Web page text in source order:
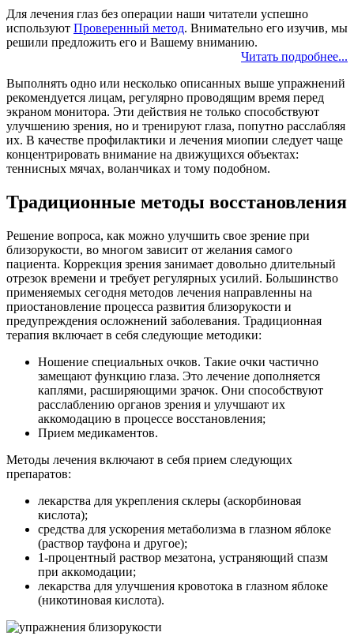
Для лечения глаз без операции наши читатели успешно
используют Проверенный метод. Внимательно его изучив, мы
решили предложить его и Вашему вниманию.
Читать подробнее...
Выполнять одно или несколько описанных выше упражнений
рекомендуется лицам, регулярно проводящим время перед
экраном монитора. Эти действия не только способствуют
улучшению зрения, но и тренируют глаза, попутно расслабляя
их. В качестве профилактики и лечения миопии следует чаще
концентрировать внимание на движущихся объектах:
теннисных мячах, воланчиках и тому подобном.
Традиционные методы восстановления
Решение вопроса, как можно улучшить свое зрение при
близорукости, во многом зависит от желания самого
пациента. Коррекция зрения занимает довольно длительный
отрезок времени и требует регулярных усилий. Большинство
применяемых сегодня методов лечения направленны на
приостановление процесса развития близорукости и
предупреждения осложнений заболевания. Традиционная
терапия включает в себя следующие методики:
Ношение специальных очков. Такие очки частично
замещают функцию глаза. Это лечение дополняется
каплями, расширяющими зрачок. Они способствуют
расслаблению органов зрения и улучшают их
аккомодацию в процессе восстановления;
Прием медикаментов.
Методы лечения включают в себя прием следующих
препаратов:
лекарства для укрепления склеры (аскорбиновая
кислота);
средства для ускорения метаболизма в глазном яблоке
(раствор тауфона и другое);
1-процентный раствор мезатона, устраняющий спазм
при аккомодации;
лекарства для улучшения кровотока в глазном яблоке
(никотиновая кислота).